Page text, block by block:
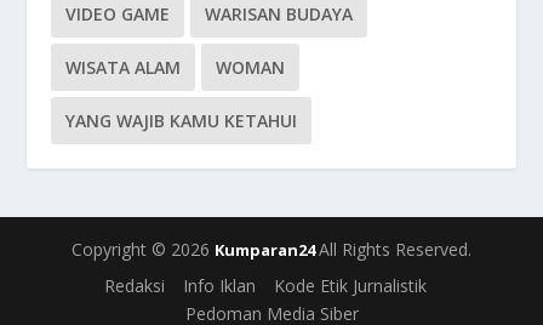
VIDEO GAME WARISAN BUDAYA
WISATA ALAM WOMAN
YANG WAJIB KAMU KETAHUI
Copyright © 2026 Kumparan24All Rights Reserved.
Redaksi
Info Iklan
Kode Etik Jurnalistik
Pedoman Media Siber